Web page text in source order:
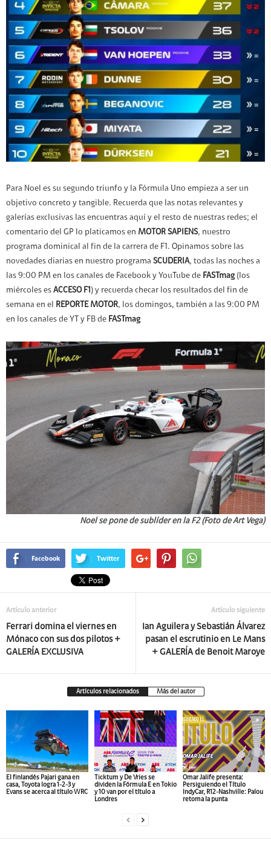
Para Noel es su segundo triunfo y la Fórmula Uno empieza a ser un
objetivo concreto y tangible. Recuerda que las notas relevantes y
galerías exclusivas las encuentras aquí y el resto de nuestras redes; el
comentario del GP lo platicamos en MOTOR SAPIENS, nuestro
programa dominical al fin de la carrera de F1. Opinamos sobre las
novedades diarias en nuestro programa SCUDERIA, todas las noches a
las 9:00 PM en los canales de Facebook y YouTube de FASTmag(los
miércoles es ACCESO F1) y recuerda checar los resultados del fin de
semana en el REPORTE MOTOR, los domingos, también a las 9:00 PM
en los canales de YT y FB de FASTmag
Noel se pone de sublíder en la F2 (Foto de Art Vega)
Facebook Twitter
Artículo anterior
Ferrari domina el viernes en
Mónaco con sus dos pilotos +
GALERÍA EXCLUSIVA
Artículo siguiente
Ian Aguilera y Sebastián Álvarez
pasan el escrutinio en Le Mans
+ GALERÍA de Benoit Maroye
Artículos relacionados Más del autor
El finlandés Pajari gana en
casa, Toyota logra 1-2-3 y
Evans se acerca al título WRC
Ticktum y De Vries se
dividen la Fórmula E en Tokio
y 10 van por el título a
Londres
Omar Jalife presenta:
Persiguiendo el Título
IndyCar, R12-Nashville: Palou
retoma la punta